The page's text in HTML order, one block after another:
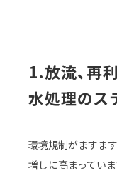
1.放流、再
水処理のス
環境規制がますま
増しに高まってい